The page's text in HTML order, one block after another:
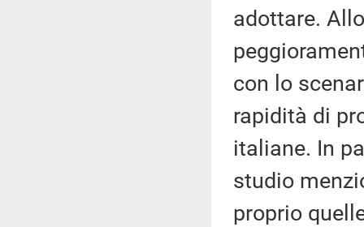
adottare.
con lo
rapidità di
italiane. In
studio
proprio